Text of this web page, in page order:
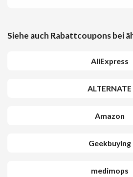
Siehe auch Rabattcoupons bei
AliExpress
ALTERNATE
Amazon
Geekbuying
medimops